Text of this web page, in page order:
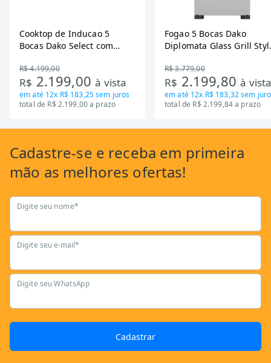
Cooktop de Inducao 5
Bocas Dako Select com
R$ 4.199,00
R$ 2.199,00à vista
em até 12x R$ 183,25sem juros
total de R$ 2.199,00 a prazo
Fogao 5 Bocas Dako
Diplomata Glass Grill
R$ 3.779,00
R$ 2.199,80à
em até 12x R$ 183,32sem
total de R$ 2.199,84 a prazo
Cadastre-se e receba em primeira
mão as melhores ofertas!
Digite seu nome*
Digite seu e-mail*
Digite seu WhatsApp
Cadastrar